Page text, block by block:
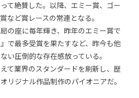
て絶賛した。以降、エミー賞、ゴー
など賞レースの常連となる。
の座に毎年輝き、昨年のエミー賞で
で最多受賞を果たすなど、昨今も他
い圧倒的な存在感放っている。
て業界のスタンダードを刷新し、歴
リジナル作品制作のパイオニアだ。